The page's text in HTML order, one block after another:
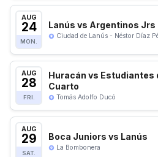
AUG
24
MON.
Lanús vs Argentinos Jrs
Ciudad de Lanús - Néstor Díaz
AUG
28
FRI.
Huracán vs Estudiantes
Cuarto
Tomás Adolfo Ducó
AUG
29
SAT.
Boca Juniors vs Lanús
La Bombonera